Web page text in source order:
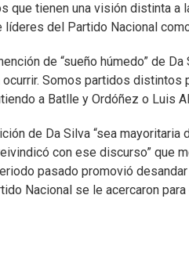
que tienen una visión distinta
líderes del Partido Nacional
de “sueño húmedo” de
Somos partidos
a Batlle y Ordóñez o Luis
de Da Silva “sea
con ese discurso” que
pasado promovió
Nacional se le acercaron